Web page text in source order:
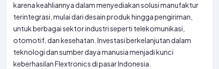
karena keahliannya dalam menyediakan solusi manufaktur
terintegrasi, mulai dari desain produk hingga pengiriman,
untuk berbagai sektor industri seperti telekomunikasi,
otomotif, dan kesehatan. Investasi berkelanjutan dalam
teknologi dan sumber daya manusia menjadi kunci
keberhasilan Flextronics di pasar Indonesia.